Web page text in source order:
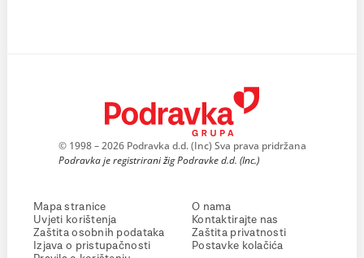
© 1998 – 2026 Podravka d.d. (Inc) Sva prava pridržana
Podravka je registrirani žig Podravke d.d. (Inc.)
Mapa stranice
Uvjeti korištenja
Zaštita osobnih podataka
Izjava o pristupačnosti
O nama
Kontaktirajte nas
Zaštita privatnosti
Postavke kolačića